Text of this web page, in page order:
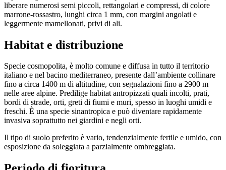
liberare numerosi semi piccoli, rettangolari e compressi, di colore
marrone-rossastro, lunghi circa 1 mm, con margini angolati e
leggermente mamellonati, privi di ali.
Habitat e distribuzione
Specie cosmopolita, è molto comune e diffusa in tutto il territorio
italiano e nel bacino mediterraneo, presente dall’ambiente collinare
fino a circa 1400 m di altitudine, con segnalazioni fino a 2900 m
nelle aree alpine. Predilige habitat antropizzati quali incolti, prati,
bordi di strade, orti, greti di fiumi e muri, spesso in luoghi umidi e
freschi. È una specie sinantropica e può diventare rapidamente
invasiva soprattutto nei giardini e negli orti.
Il tipo di suolo preferito è vario, tendenzialmente fertile e umido, con
esposizione da soleggiata a parzialmente ombreggiata.